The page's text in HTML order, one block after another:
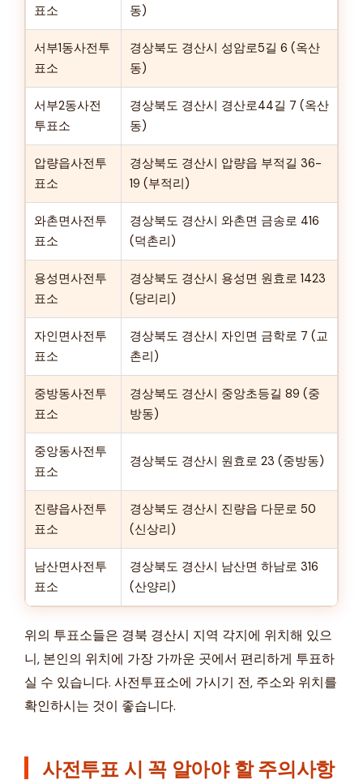
표소
동)
서부1동사전투
표소
경상북도 경산시 성암로5길 6 (옥산
동)
서부2동사전
투표소
경상북도 경산시 경산로44길 7 (옥산
동)
압량읍사전투
표소
경상북도 경산시 압량읍 부적길 36-
19 (부적리)
와촌면사전투
표소
경상북도 경산시 와촌면 금송로 416
(덕촌리)
용성면사전투
표소
경상북도 경산시 용성면 원효로 1423
(당리리)
자인면사전투
표소
경상북도 경산시 자인면 금학로 7 (교
촌리)
중방동사전투
표소
경상북도 경산시 중앙초등길 89 (중
방동)
중앙동사전투
표소
경상북도 경산시 원효로 23 (중방동)
진량읍사전투
표소
경상북도 경산시 진량읍 다문로 50
(신상리)
남산면사전투
표소
경상북도 경산시 남산면 하남로 316
(산양리)
위의 투표소들은 경북 경산시 지역 각지에 위치해 있으
니, 본인의 위치에 가장 가까운 곳에서 편리하게 투표하
실 수 있습니다. 사전투표소에 가시기 전, 주소와 위치를
확인하시는 것이 좋습니다.
사전투표 시 꼭 알아야 할 주의사항